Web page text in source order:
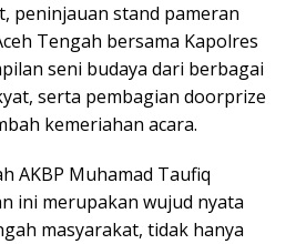
peninjauan stand pameran
Tengah bersama Kapolres
seni budaya dari berbagai
serta pembagian doorprize
kemeriahan acara.
AKBP Muhamad Taufiq
ini merupakan wujud nyata
masyarakat, tidak hanya